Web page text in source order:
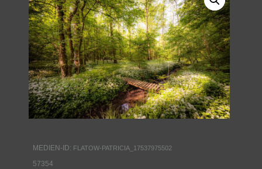
DRUCKQUALITÄTEN
LED-LEUCHTBILDER
WIR DRUCKEN IHR BILD
AUSSTELLUNGEN
KONTAKT
MEDIEN-ID: FLATOW-PATRICIA_17537975502
57354